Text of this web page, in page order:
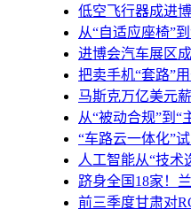
低空飞行器成进
从“自适应座椅”
进博会汽车展区
把卖手机“套路”
马斯克万亿美元
从“被动合规”到“
“车路云一体化”
人工智能从“技术
跻身全国18家！
前三季度甘肃对